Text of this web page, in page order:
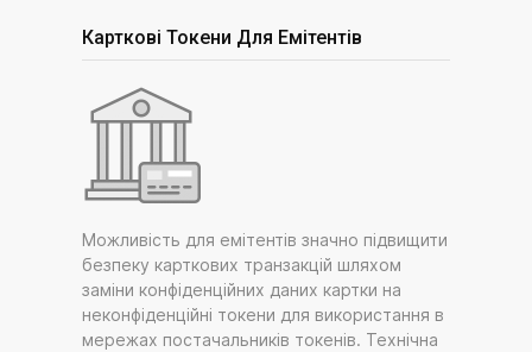
Карткові Токени Для Емітентів
Можливість для емітентів значно підвищити
безпеку карткових транзакцій шляхом
заміни конфіденційних даних картки на
неконфіденційні токени для використання в
мережах постачальників токенів. Технічна